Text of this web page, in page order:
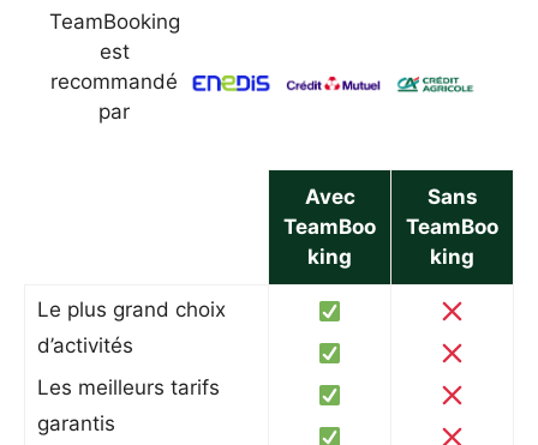
TeamBooking
est
recommandé
par
Avec
TeamBoo
king
Sans
TeamBoo
king
Le plus grand choix
d’activités
Les meilleurs tarifs
garantis